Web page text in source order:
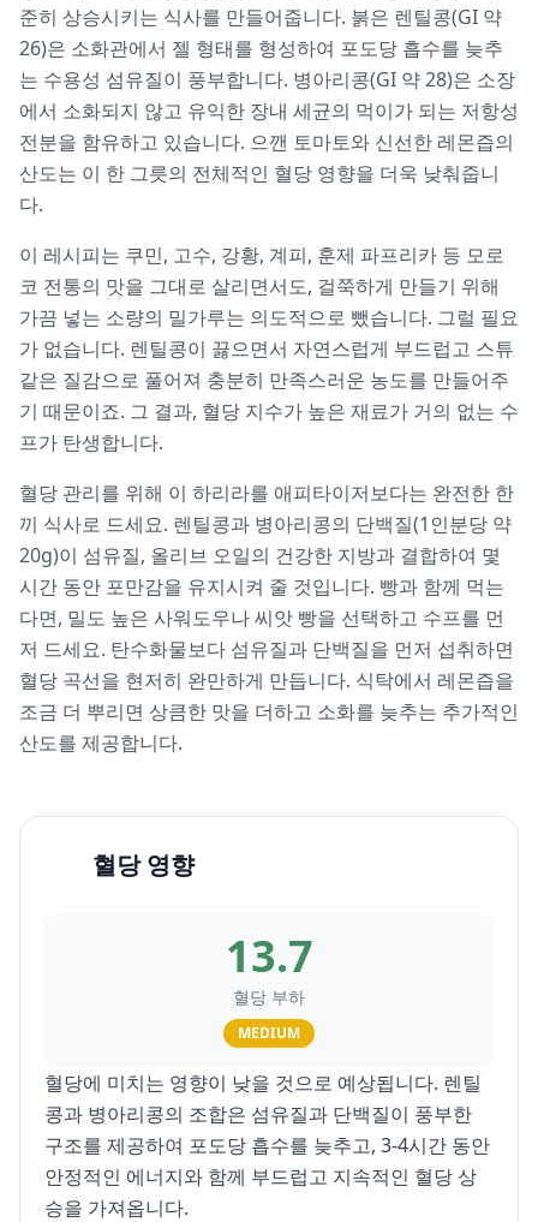
준히 상승시키는 식사를 만들어줍니다. 붉은 렌틸콩(GI 약
26)은 소화관에서 젤 형태를 형성하여 포도당 흡수를 늦추
는 수용성 섬유질이 풍부합니다. 병아리콩(GI 약 28)은 소장
에서 소화되지 않고 유익한 장내 세균의 먹이가 되는 저항성
전분을 함유하고 있습니다. 으깬 토마토와 신선한 레몬즙의
산도는 이 한 그릇의 전체적인 혈당 영향을 더욱 낮춰줍니
다.
이 레시피는 쿠민, 고수, 강황, 계피, 훈제 파프리카 등 모로
코 전통의 맛을 그대로 살리면서도, 걸쭉하게 만들기 위해
가끔 넣는 소량의 밀가루는 의도적으로 뺐습니다. 그럴 필요
가 없습니다. 렌틸콩이 끓으면서 자연스럽게 부드럽고 스튜
같은 질감으로 풀어져 충분히 만족스러운 농도를 만들어주
기 때문이죠. 그 결과, 혈당 지수가 높은 재료가 거의 없는 수
프가 탄생합니다.
혈당 관리를 위해 이 하리라를 애피타이저보다는 완전한 한
끼 식사로 드세요. 렌틸콩과 병아리콩의 단백질(1인분당 약
20g)이 섬유질, 올리브 오일의 건강한 지방과 결합하여 몇
시간 동안 포만감을 유지시켜 줄 것입니다. 빵과 함께 먹는
다면, 밀도 높은 사워도우나 씨앗 빵을 선택하고 수프를 먼
저 드세요. 탄수화물보다 섬유질과 단백질을 먼저 섭취하면
혈당 곡선을 현저히 완만하게 만듭니다. 식탁에서 레몬즙을
조금 더 뿌리면 상큼한 맛을 더하고 소화를 늦추는 추가적인
산도를 제공합니다.
혈당 영향
13.7
혈당 부하
MEDIUM
혈당에 미치는 영향이 낮을 것으로 예상됩니다. 렌틸
콩과 병아리콩의 조합은 섬유질과 단백질이 풍부한
구조를 제공하여 포도당 흡수를 늦추고, 3-4시간 동안
안정적인 에너지와 함께 부드럽고 지속적인 혈당 상
승을 가져옵니다.